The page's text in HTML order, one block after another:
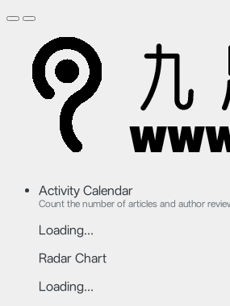
Activity Calendar
Count the number of articles and author
Loading...
Radar Chart
Loading...